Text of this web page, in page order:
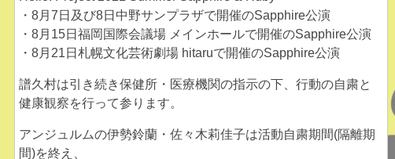
・8月7日及び8日中野サンプラザで開催のSapphire公演
・8月15日福岡国際会議場 メインホールで開催のSapphire公演
・8月21日札幌文化芸術劇場 hitaruで開催のSapphire公演
譜久村は引き続き保健所・医療機関の指示の下、行動の自粛と
健康観察を行って参ります。
アンジュルムの伊勢鈴蘭・佐々木莉佳子は活動自粛期間(隔離期
間)を終え、